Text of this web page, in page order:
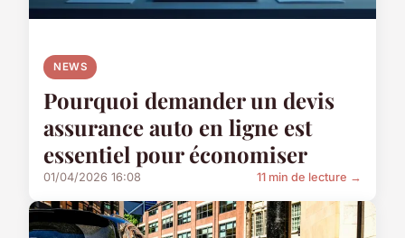
NEWS
Pourquoi demander un devis
assurance auto en ligne est
essentiel pour économiser
01/04/2026 16:08 11 min de lecture →